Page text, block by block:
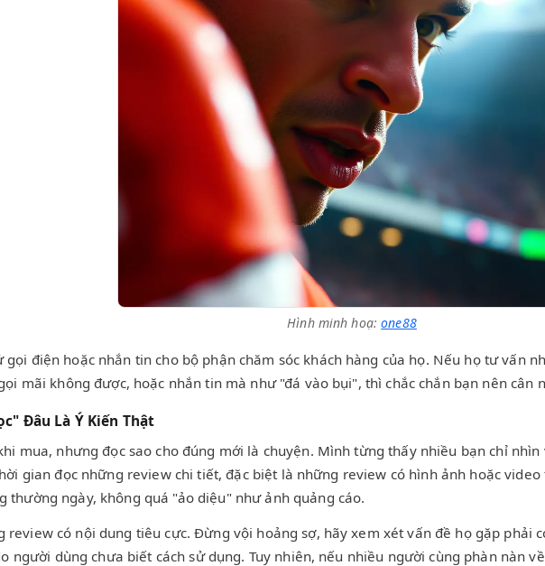
Hình minh hoạ:one88
điện hoặc nhắn tin cho bộ phận chăm sóc khách hàng của họ. Nếu họ tư vấn
mãi không được, hoặc nhắn tin mà như "đá vào bụi", thì chắc chắn bạn nên cân
Đâu Là Ý Kiến Thật
mua, nhưng đọc sao cho đúng mới là chuyện. Mình từng thấy nhiều bạn chỉ
gian đọc những review chi tiết, đặc biệt là những review có hình ảnh hoặc
thường ngày, không quá "ảo diệu" như ảnh quảng cáo.
review có nội dung tiêu cực. Đừng vội hoảng sợ, hãy xem xét vấn đề họ gặp phải
người dùng chưa biết cách sử dụng. Tuy nhiên, nếu nhiều người cùng phàn nàn